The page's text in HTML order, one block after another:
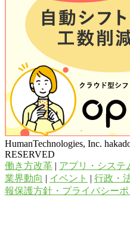
HumanTechnologies, Inc.
RESERVED
働き方改革 | アプリ・システ
業界動向 | イベント | 行政・
報保護方針・プライバシー